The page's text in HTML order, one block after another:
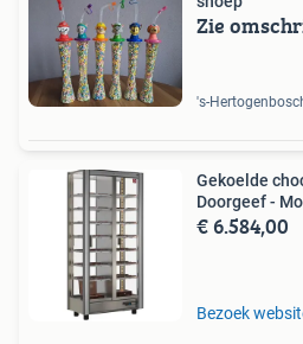
Zie
's-
Gekoelde
Doorgeef -
€ 6.584,00
Bezoek